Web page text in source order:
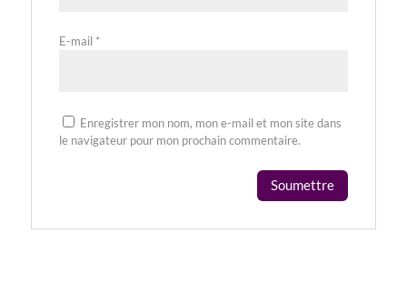
E-mail *
Enregistrer mon nom, mon e-mail et mon site dans
le navigateur pour mon prochain commentaire.